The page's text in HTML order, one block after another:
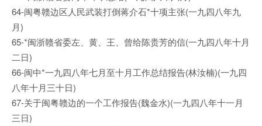
64-闽粤赣边区人民武装打倒蒋介石*十项主张(一九四八年九
月)
65-*闽浙赣省委左、黄、王、曾给陈贵芳的信(一九四八年十月
二日)
66-闽中*一九四八年七月至十月工作总结报告(林汝楠)(一九四
八年十月三十日)
67-关于闽粤赣边的一个工作报告(魏金水)(一九四八年十一月
三日)